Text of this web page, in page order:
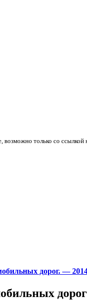
только со ссылкой
дорог. —